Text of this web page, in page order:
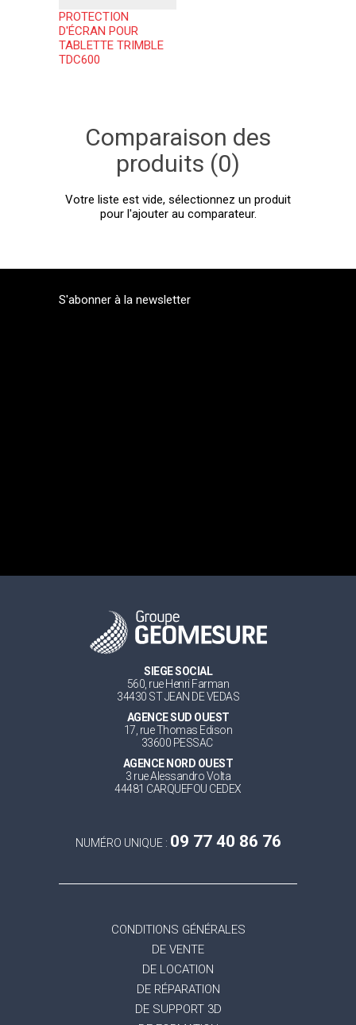
PROTECTION
D'ÉCRAN POUR
TABLETTE TRIMBLE
TDC600
Comparaison des
produits (0)
Votre liste est vide, sélectionnez un produit
pour l'ajouter au comparateur.
S'abonner à la newsletter
SIEGE SOCIAL
560, rue Henri Farman
34430 ST JEAN DE VEDAS
AGENCE SUD OUEST
17, rue Thomas Edison
33600 PESSAC
AGENCE NORD OUEST
3 rue Alessandro Volta
44481 CARQUEFOU CEDEX
NUMÉRO UNIQUE : 09 77 40 86 76
CONDITIONS GÉNÉRALES
DE VENTE
DE LOCATION
DE RÉPARATION
DE SUPPORT 3D